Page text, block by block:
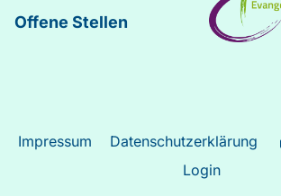
Offene Stellen
Impressum Datenschutzerklärung
Login